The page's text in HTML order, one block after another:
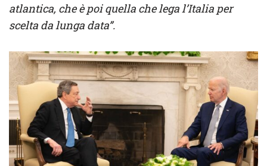
atlantica, che è poi quella che lega l’Italia per
scelta da lunga data”.